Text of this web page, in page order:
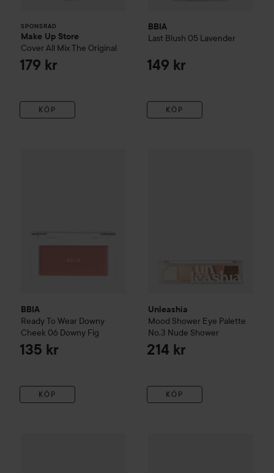
SPONSRAD
Make Up Store
Cover All MixThe Original
179 kr
KÖP
BBIA
Last Blush 05 Lavender
149 kr
KÖP
BBIA
Ready To Wear Downy
Cheek 06 Downy Fig
135 kr
KÖP
Unleashia
Mood Shower Eye Palette
No.3 Nude Shower
214 kr
KÖP